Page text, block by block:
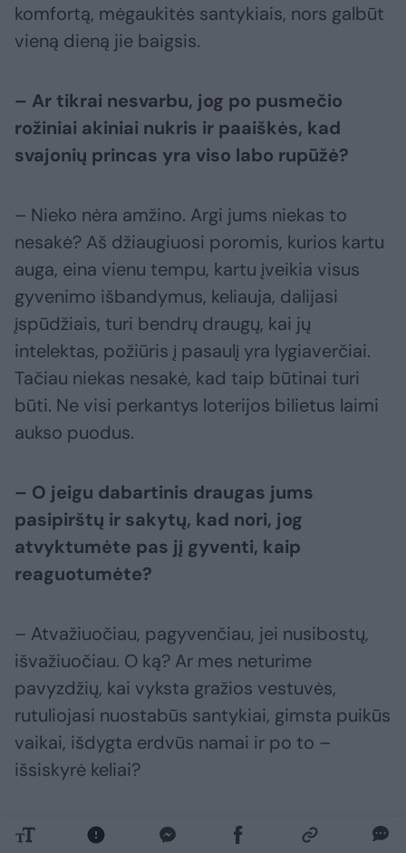
komfortą, mėgaukitės santykiais, nors galbūt
vieną dieną jie baigsis.
– Ar tikrai nesvarbu, jog po pusmečio
rožiniai akiniai nukris ir paaiškės, kad
svajonių princas yra viso labo rupūžė?
– Nieko nėra amžino. Argi jums niekas to
nesakė? Aš džiaugiuosi poromis, kurios kartu
auga, eina vienu tempu, kartu įveikia visus
gyvenimo išbandymus, keliauja, dalijasi
įspūdžiais, turi bendrų draugų, kai jų
intelektas, požiūris į pasaulį yra lygiaverčiai.
Tačiau niekas nesakė, kad taip būtinai turi
būti. Ne visi perkantys loterijos bilietus laimi
aukso puodus.
– O jeigu dabartinis draugas jums
pasipirštų ir sakytų, kad nori, jog
atvyktumėte pas jį gyventi, kaip
reaguotumėte?
– Atvažiuočiau, pagyvenčiau, jei nusibostų,
išvažiuočiau. O ką? Ar mes neturime
pavyzdžių, kai vyksta gražios vestuvės,
rutuliojasi nuostabūs santykiai, gimsta puikūs
vaikai, išdygta erdvūs namai ir po to –
išsiskyrė keliai?
Pastebėjau, kad jei kur nors viešai